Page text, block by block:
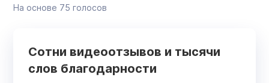
На основе 75 голосов
Сотни видеоотзывов и тысячи
слов благодарности